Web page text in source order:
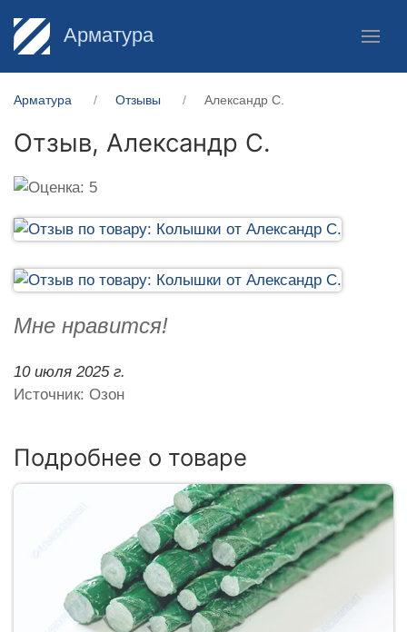
Арматура
Арматура Отзывы Александр С.
Отзыв, Александр С.
Мне нравится!
10 июля 2025 г.
Источник: Озон
Подробнее о товаре